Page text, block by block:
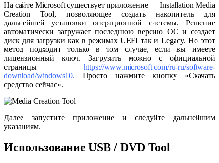
На сайте Microsoft существует приложение — Installation Media
Creation Tool, позволяющее создать накопитель для
дальнейшей установки операционной системы. Решение
автоматически загружает последнюю версию ОС и создает
диск для загрузки как в режимах UEFI так и Legacy. Но этот
метод подходит только в том случае, если вы имеете
лицензионный ключ. Загрузить можно с официальной
страницы
https://www.microsoft.com/ru-ru/software-
download/windows10. Просто нажмите кнопку «Скачать
средство сейчас».
Далее запустите приложение и следуйте дальнейшим
указаниям.
Использование USB / DVD Tool